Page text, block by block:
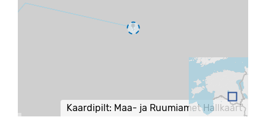
Kaardipilt: Maa- ja Ruumiamet Hallkaart